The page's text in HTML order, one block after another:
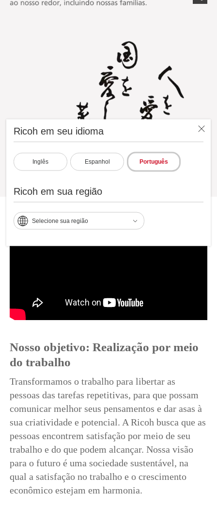
Ricoh em seu idioma
Inglês Espanhol Português
Ricoh em sua região
Selecione sua região
Nosso objetivo: Realização por meio
do trabalho
Transformamos o trabalho para libertar as
pessoas das tarefas repetitivas, para que possam
comunicar melhor seus pensamentos e dar asas à
sua criatividade e potencial. A Ricoh busca que as
pessoas encontrem satisfação por meio de seu
trabalho e do que podem alcançar. Nossa visão
para o futuro é uma sociedade sustentável, na
qual a satisfação no trabalho e o crescimento
econômico estejam em harmonia.